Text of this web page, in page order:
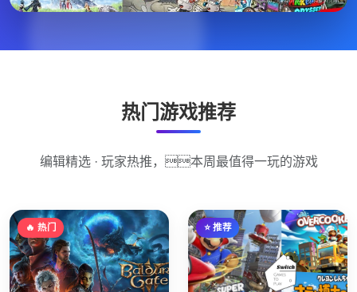
热门游戏推荐
编辑精选 · 玩家热推，本周最值得一玩的游戏
🔥 热门 ⭐ 推荐